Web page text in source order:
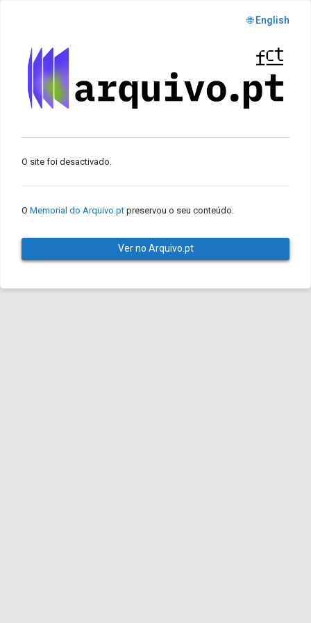
🌐 English
O site foi desactivado.
O Memorial do Arquivo.pt preservou o seu conteúdo.
Ver no Arquivo.pt